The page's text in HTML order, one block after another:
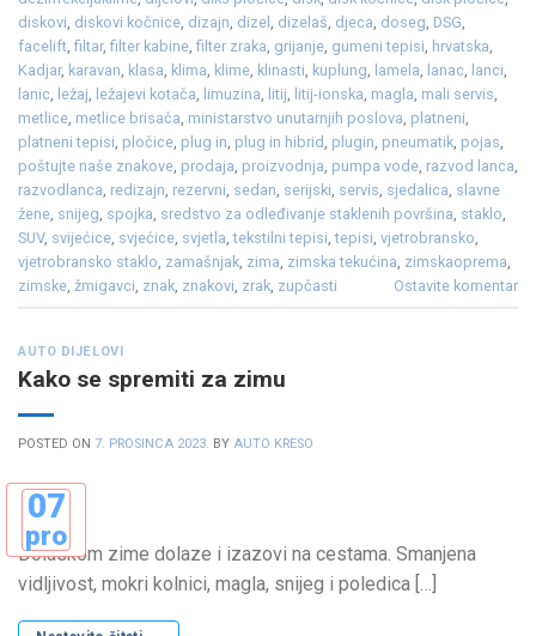
diskovi diskovi kočnice dizajn dizel dizelaš djeca doseg DSG
facelift ,filtar,filter kabine ,filter zraka grijanje gumeni tepisi hrvatska
Kadjar, karavan klasa klima klime klinasti kuplung lamela lanac lanci
lanic ležaj ležajevi kotača limuzina litij litij-ionska magla mali servis
metlice metlice brisača ministarstvo unutarnjih poslova platneni
platneni tepisi pločice plug in plug in hibrid plugin pneumatik pojas
poštujte naše znakove prodaja proizvodnja pumpa vode razvod lanca
razvodlanca redizajn rezervni sedan serijski servis sjedalica slavne
žene snijeg spojka sredstvo za odleđivanje staklenih površina staklo
SUV, svijećice svjećice svjetla ,tekstilni tepisi ,tepisi vjetrobransko
vjetrobransko staklo zamašnjak zima zimska tekućina zimskaoprema
zimske žmigavci znak znakovi zrak zupčasti Ostavite komentar
AUTO DIJELOVI
Kako se spremiti za zimu
POSTED ON 7. PROSINCA 2023. BY AUTO KRESO
07
pro
Dolaskom zime dolaze i izazovi na cestama. Smanjena
vidljivost, mokri kolnici, magla, snijeg i poledica […]